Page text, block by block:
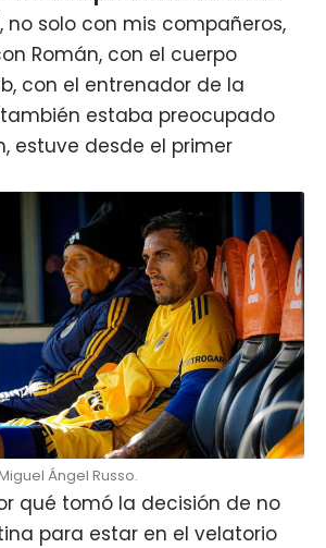
, no solo con mis compañeros,
Román, con el cuerpo
con el entrenador de la
estaba preocupado
estuve desde el primer
Ángel Russo.
qué tomó la decisión de no
para estar en el velatorio